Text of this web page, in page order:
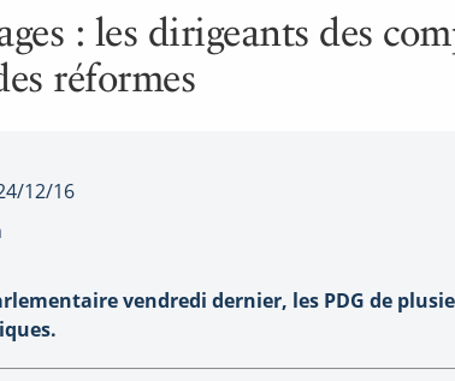
: les dirigeants des
réformes
12/16
vendredi dernier, les PDG de